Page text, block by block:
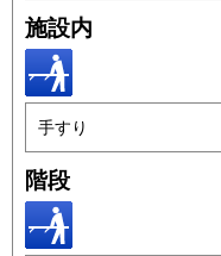
施設内
手すり
階段